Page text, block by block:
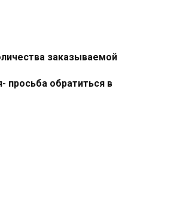
заказываемой
просьба обратиться в